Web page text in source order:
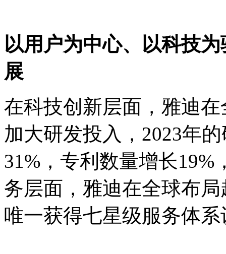
以用户为中心、以科技
展
在科技创新层面，雅迪
加大研发投入，2023年
31%，专利数量增长
务层面，雅迪在全球布
唯一获得七星级服务体